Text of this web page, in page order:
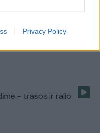
Privacy Policy
- trasos ir ralio